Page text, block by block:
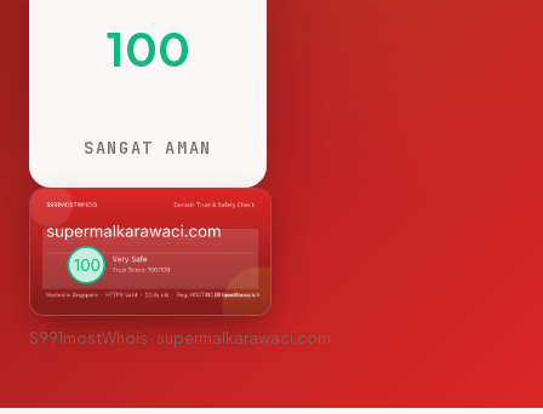
100
SANGAT AMAN
S991mostWhois · supermalkarawaci.com